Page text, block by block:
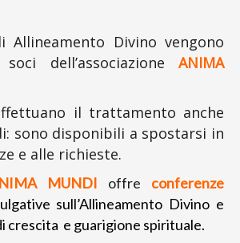
Divino vengono
dell’associazione ANIMA
il trattamento anche
sono disponibili a spostarsi in
e alle richieste.
MUNDI offre
conferenze
sull’Allineamento Divino e
crescita e guarigione spirituale.